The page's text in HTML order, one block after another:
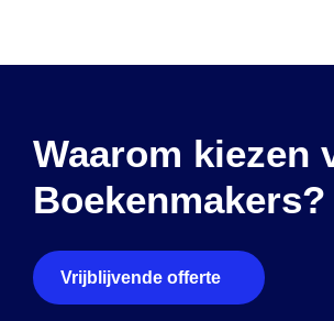
Waarom kiezen
Boekenmakers?
Vrijblijvende offerte